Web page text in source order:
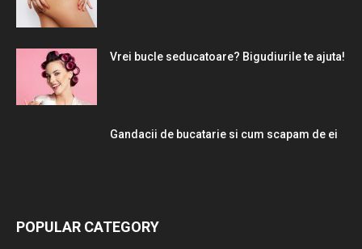
Vrei bucle seducatoare? Bigudiurile te ajuta!
Gandacii de bucatarie si cum scapam de ei
POPULAR CATEGORY